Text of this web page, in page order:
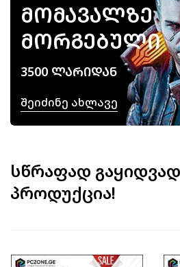
ᲛᲝᲛᲐᲕᲐᲚᲖᲔ
ᲛᲝᲠᲒᲔᲑᲣᲚᲘ
3500 ᲚᲐᲠᲘᲓᲐᲜ
Შეიძინე Ახლავე
სწრაფად
პროდუქცია!